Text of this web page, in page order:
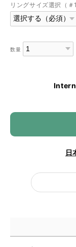
リングサイズ選択（＃
数量
日